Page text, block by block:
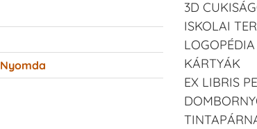
Nyomda
3D
ISKOLAI
LOGOPÉDIA
KÁRTYÁK
EX LIBRIS